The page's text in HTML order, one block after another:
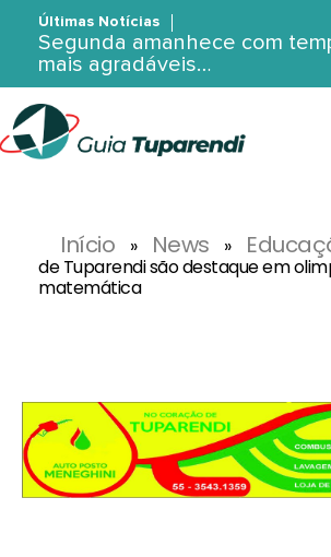
Últimas Notícias
Segunda amanhece com
mais agradáveis…
Início » News »
de Tuparendi são destaque em
matemática